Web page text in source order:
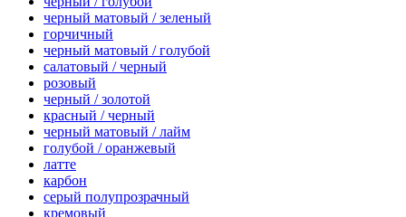
черный матовый / зеленый
горчичный
черный матовый / голубой
салатовый / черный
розовый
черный / золотой
красный / черный
черный матовый / лайм
голубой / оранжевый
латте
карбон
серый полупрозрачный
кремовый